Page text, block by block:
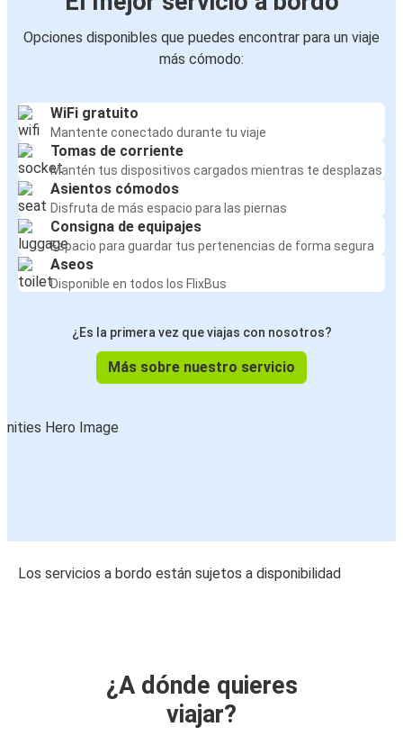
Opciones disponibles que puedes encontrar para un viaje
más cómodo:
WiFi gratuito
Mantente conectado durante tu viaje
Tomas de corriente
Mantén tus dispositivos cargados mientras te desplazas
Asientos cómodos
Disfruta de más espacio para las piernas
Consigna de equipajes
Espacio para guardar tus pertenencias de forma segura
Aseos
Disponible en todos los FlixBus
¿Es la primera vez que viajas con nosotros?
Más sobre nuestro servicio
Los servicios a bordo están sujetos a disponibilidad
¿A dónde quieres
viajar?